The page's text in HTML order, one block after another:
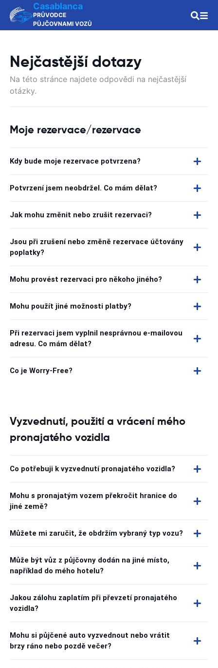
Casablanca
PRŮVODCE
PŮJČOVNAMI VOZŮ
Nejčastější dotazy
Na této stránce najdete odpovědi na nejčastější
otázky.
Moje rezervace/rezervace
Kdy bude moje rezervace potvrzena?
Potvrzení jsem neobdržel. Co mám dělat?
Jak mohu změnit nebo zrušit rezervaci?
Jsou při zrušení nebo změně rezervace účtovány
poplatky?
Mohu provést rezervaci pro někoho jiného?
Mohu použít jiné možnosti platby?
Při rezervaci jsem vyplnil nesprávnou e-mailovou
adresu. Co mám dělat?
Co je Worry-Free?
Vyzvednutí, použití a vrácení mého
pronajatého vozidla
Co potřebuji k vyzvednutí pronajatého vozidla?
Mohu s pronajatým vozem překročit hranice do
jiné země?
Můžete mi zaručit, že obdržím vybraný typ vozu?
Může být vůz z půjčovny dodán na jiné místo,
například do mého hotelu?
Jakou zálohu zaplatím při převzetí pronajatého
vozidla?
Mohu si půjčené auto vyzvednout nebo vrátit
brzy ráno nebo pozdě večer?